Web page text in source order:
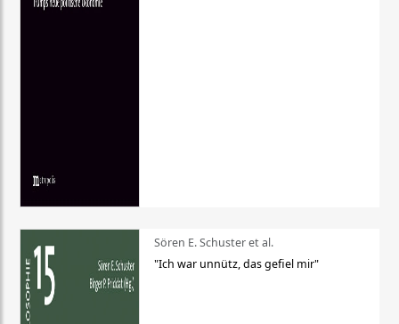
Sören E. Schuster et al.
"Ich war unnütz, das gefiel mir"